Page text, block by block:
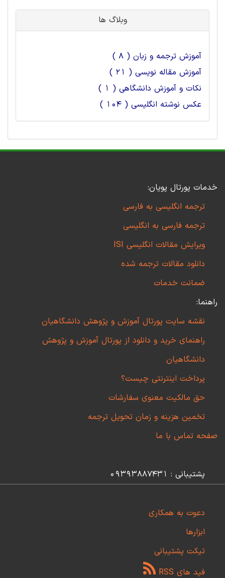
وبلاگ ها
آموزش ترجمه و زبان ( 8 )
آموزش مقاله نویسی ( 21 )
نکات و آموزش دانشگاهی ( 1 )
عکس نوشته انگلیسی ( 104 )
خدمات پورتال پویان:
ترجمه انگلیسی به فارسی
ترجمه فارسی به انگلیسی
ویرایش مقالات انگلیسی ISI
دانلود مقالات ترجمه شده
ضمانت خدمات
راهنما:
نقشه سایت پورتال آموزش و پژوهش دانشگاهیان
راهنمای خرید و دانلود از پورتال آموزش و پژوهش
دانشگاهیان
پرداخت اینترنتی چیست؟
حق مالکیت معنوی سفارشات
تخمین هزینه و زمان تحویل ترجمه
صفحه تماس با ما
پشتیبانی : 09393887431
دعوت به همکاری
ابزارها
تیکت پشتیبانی
فید های RSS